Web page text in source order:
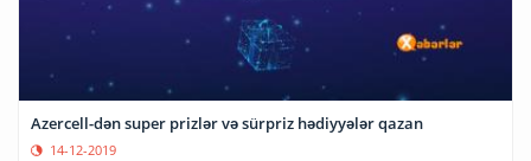
Azercell-dən super prizlər və sürpriz hədiyyələr qazan
14-12-2019